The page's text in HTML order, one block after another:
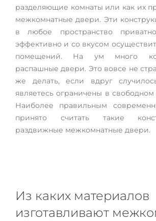
разделяющие комнаты или как их
межкомнатные двери. Эти
в любое пространство
эффективно и со вкусом
помещений. На ум много
распашные двери. Это вовсе не
же делать, если вдруг
являетесь ограничены в свободном
Наиболее правильным
принято считать такие
раздвижные межкомнатные двери.
Из каких материалов
изготавливают